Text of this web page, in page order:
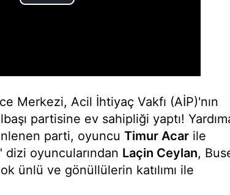
Merkezi, Acil İhtiyaç Vakfı (AİP)'nın
partisine ev sahipliği yaptı!
parti, oyuncu Timur Acar ile
dizi oyuncularından Laçin Ceylan,
ünlü ve gönüllülerin katılımı ile